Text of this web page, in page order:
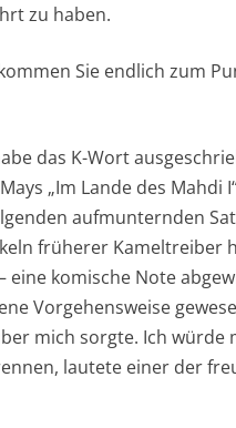
zu haben.
Sie endlich zum
das K-Wort
„Im Lande des Mahdi
aufmunternden
früherer Kameltreiber
komische Note
Vorgehensweise
mich sorgte. Ich würde
lautete einer der